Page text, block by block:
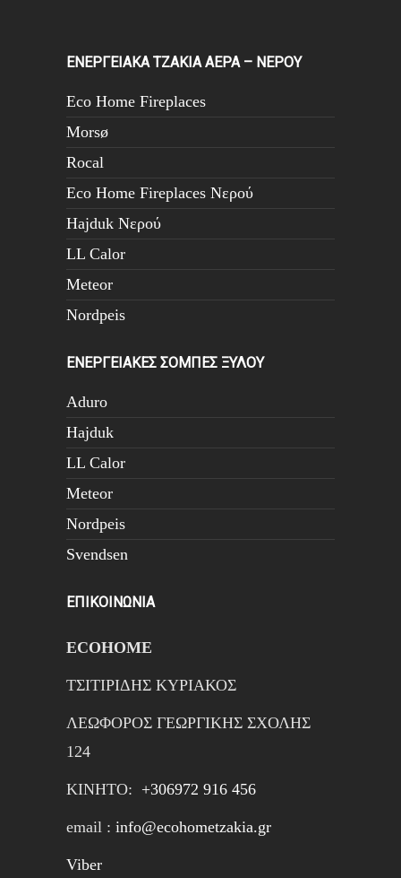
ΕΝΕΡΓΕΙΑΚΑ ΤΖΑΚΙΑ ΑΕΡΑ – ΝΕΡΟΥ
Eco Home Fireplaces
Morsø
Rocal
Eco Home Fireplaces Νερού
Hajduk Νερού
LL Calor
Meteor
Nordpeis
ΕΝΕΡΓΕΙΑΚΕΣ ΣΟΜΠΕΣ ΞΥΛΟΥ
Aduro
Hajduk
LL Calor
Meteor
Nordpeis
Svendsen
ΕΠΙΚΟΙΝΩΝΙΑ
ECOHOME
ΤΣΙΤΙΡΙΔΗΣ ΚΥΡΙΑΚΟΣ
ΛΕΩΦΟΡΟΣ ΓΕΩΡΓΙΚΗΣ ΣΧΟΛΗΣ
124
ΚΙΝΗTΟ: +306972 916 456
email : info@ecohometzakia.gr
Viber